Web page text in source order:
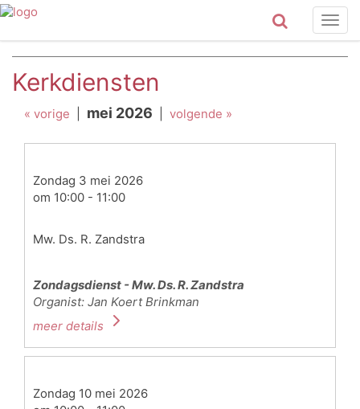
Kerkdiensten
« vorige mei 2026 volgende »
Zondag 3 mei 2026
om 10:00 - 11:00
Mw. Ds. R. Zandstra
Zondagsdienst - Mw. Ds. R. Zandstra
Organist: Jan Koert Brinkman
meer details
Zondag 10 mei 2026